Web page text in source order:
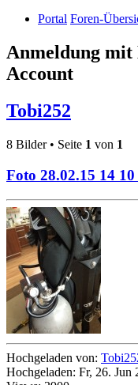
Portal Foren-
Anmeldung mit
Account
Tobi252
8 Bilder • Seite 1 von 1
Foto 28.02.15 14 10
Hochgeladen von:
Hochgeladen: Fr, 26. Jun